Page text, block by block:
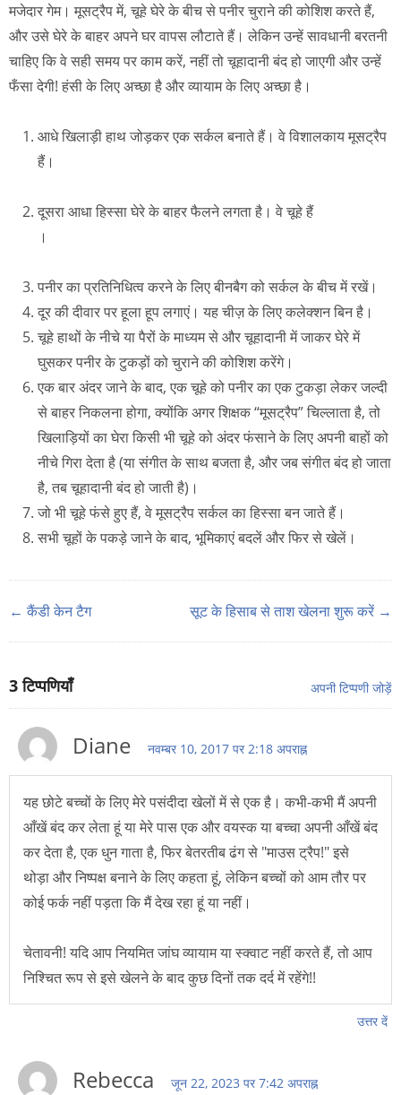
मजेदार गेम। मूसट्रैप में, चूहे घेरे के बीच से पनीर चुराने की कोशिश करते हैं,
और उसे घेरे के बाहर अपने घर वापस लौटाते हैं। लेकिन उन्हें सावधानी बरतनी
चाहिए कि वे सही समय पर काम करें, नहीं तो चूहादानी बंद हो जाएगी और उन्हें
फँसा देगी! हंसी के लिए अच्छा है और व्यायाम के लिए अच्छा है।
आधे खिलाड़ी हाथ जोड़कर एक सर्कल बनाते हैं। वे विशालकाय मूसट्रैप
हैं।
दूसरा आधा हिस्सा घेरे के बाहर फैलने लगता है। वे चूहे हैं
।
पनीर का प्रतिनिधित्व करने के लिए बीनबैग को सर्कल के बीच में रखें।
दूर की दीवार पर हूला हूप लगाएं। यह चीज़ के लिए कलेक्शन बिन है।
चूहे हाथों के नीचे या पैरों के माध्यम से और चूहादानी में जाकर घेरे में
घुसकर पनीर के टुकड़ों को चुराने की कोशिश करेंगे।
एक बार अंदर जाने के बाद, एक चूहे को पनीर का एक टुकड़ा लेकर जल्दी
से बाहर निकलना होगा, क्योंकि अगर शिक्षक “मूसट्रैप” चिल्लाता है, तो
खिलाड़ियों का घेरा किसी भी चूहे को अंदर फंसाने के लिए अपनी बाहों को
नीचे गिरा देता है (या संगीत के साथ बजता है, और जब संगीत बंद हो जाता
है, तब चूहादानी बंद हो जाती है)।
जो भी चूहे फंसे हुए हैं, वे मूसट्रैप सर्कल का हिस्सा बन जाते हैं।
सभी चूहों के पकड़े जाने के बाद, भूमिकाएं बदलें और फिर से खेलें।
← कैंडी केन टैग सूट के हिसाब से ताश खेलना शुरू करें →
3टिप्पणियाँ अपनी टिप्पणी जोड़ें
Diane नवम्बर 10, 2017 पर 2:18 अपराह्न
यह छोटे बच्चों के लिए मेरे पसंदीदा खेलों में से एक है। कभी-कभी मैं अपनी
आँखें बंद कर लेता हूं या मेरे पास एक और वयस्क या बच्चा अपनी आँखें बंद
कर देता है, एक धुन गाता है, फिर बेतरतीब ढंग से "माउस ट्रैप!" इसे
थोड़ा और निष्पक्ष बनाने के लिए कहता हूं, लेकिन बच्चों को आम तौर पर
कोई फर्क नहीं पड़ता कि मैं देख रहा हूं या नहीं।
चेतावनी! यदि आप नियमित जांघ व्यायाम या स्क्वाट नहीं करते हैं, तो आप
निश्चित रूप से इसे खेलने के बाद कुछ दिनों तक दर्द में रहेंगे!!
उत्तर दें
Rebecca जून 22, 2023 पर 7:42 अपराह्न